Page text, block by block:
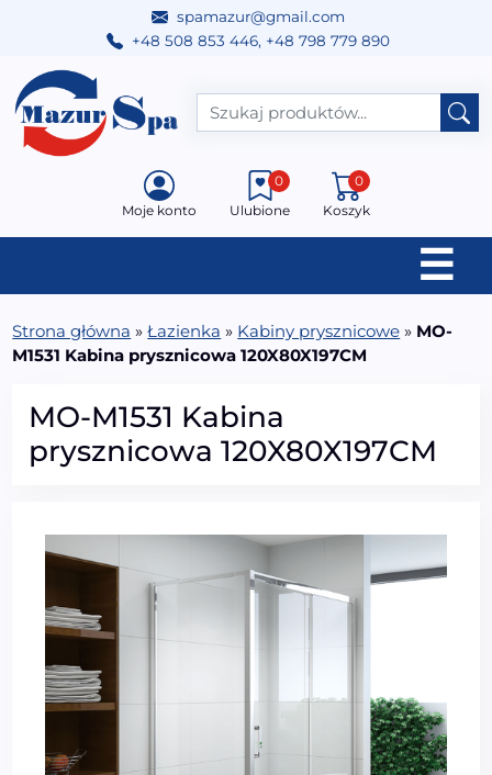
spamazur@gmail.com
+48 508 853 446, +48 798 779 890
Przejdź do treści
Main Navigation
Moje konto Ulubione
0
Koszyk
0
☰
Strona główna »Łazienka » Kabiny prysznicowe » MO-
M1531 Kabina prysznicowa 120X80X197CM
MO-M1531 Kabina
prysznicowa 120X80X197CM